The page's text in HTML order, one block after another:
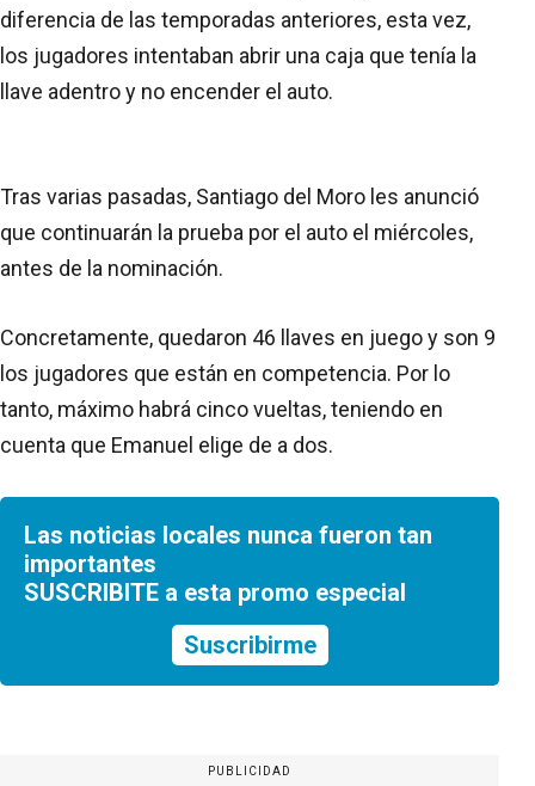
diferencia de las temporadas anteriores, esta vez,
los jugadores intentaban abrir una caja que tenía la
llave adentro y no encender el auto.
Tras varias pasadas, Santiago del Moro les anunció
que continuarán la prueba por el auto el miércoles,
antes de la nominación.
Concretamente, quedaron 46 llaves en juego y son 9
los jugadores que están en competencia. Por lo
tanto, máximo habrá cinco vueltas, teniendo en
cuenta que Emanuel elige de a dos.
Las noticias locales nunca fueron tan
importantes
SUSCRIBITE a esta promo especial
Suscribirme
PUBLICIDAD